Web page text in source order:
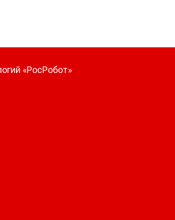
«РосРобот»